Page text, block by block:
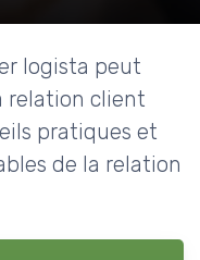
logista peut
relation client
pratiques et
de la relation